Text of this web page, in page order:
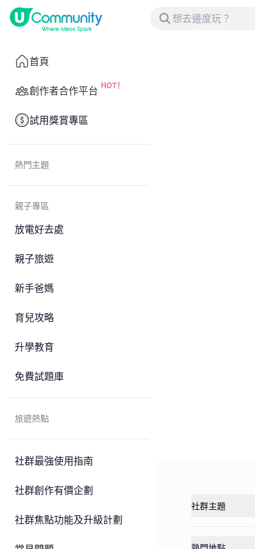
首頁
創作者合作平台
試用獎賞專區
熱門主題
親子專區
放電好去處
親子旅遊
新手爸媽
育兒攻略
升學教育
免費試題庫
旅遊熱點
社群最強使用指南
社群創作有價企劃
社群焦點功能及升級計劃
社群主題